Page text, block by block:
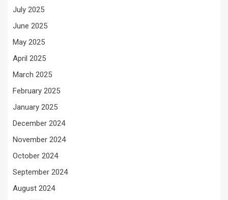
July 2025
June 2025
May 2025
April 2025
March 2025
February 2025
January 2025
December 2024
November 2024
October 2024
September 2024
August 2024